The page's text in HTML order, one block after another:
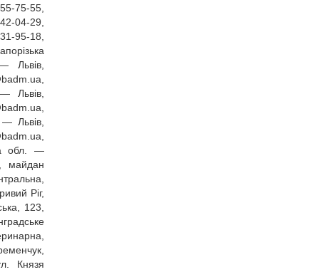
Львів,
Львів,
Львів,
обл. —
майдан
Ріг,
123,
Князя